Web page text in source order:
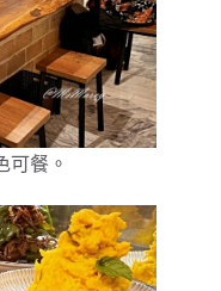
可餐。